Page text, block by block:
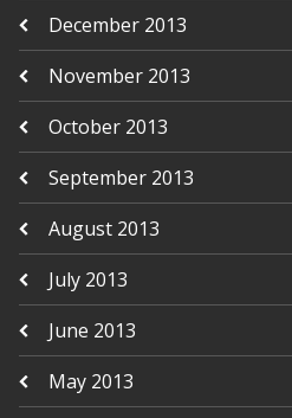
December 2013
November 2013
October 2013
September 2013
August 2013
July 2013
June 2013
May 2013